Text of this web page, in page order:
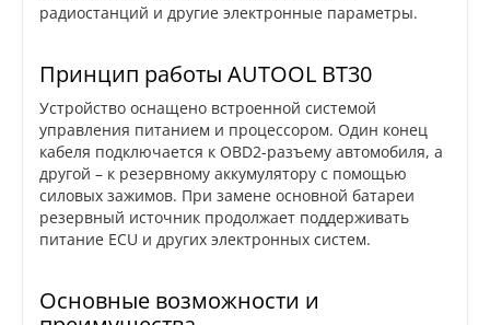
радиостанций и другие электронные параметры.
Принцип работы AUTOOL BT30
Устройство оснащено встроенной системой
управления питанием и процессором. Один конец
кабеля подключается к OBD2-разъему автомобиля, а
другой – к резервному аккумулятору с помощью
силовых зажимов. При замене основной батареи
резервный источник продолжает поддерживать
питание ECU и других электронных систем.
Основные возможности и